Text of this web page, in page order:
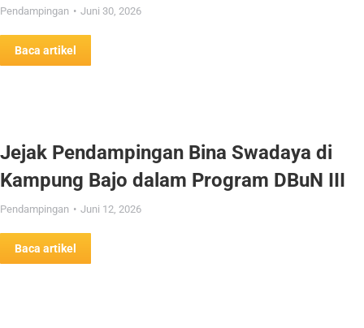
Pendampingan Juni 30, 2026
Baca artikel
Jejak Pendampingan Bina Swadaya di
Kampung Bajo dalam Program DBuN III
Pendampingan Juni 12, 2026
Baca artikel